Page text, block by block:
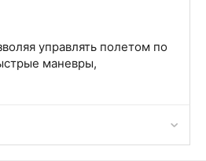
управлять полетом по
маневры,